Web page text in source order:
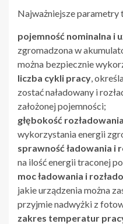
Najważniejsze parametry
pojemność nominalna i
zgromadzona w
można bezpiecznie
liczba cykli pracy,
zostać naładowany i
założonej pojemności;
głębokość rozładowania
wykorzystania energii
sprawność ładowania i
na ilość energii traconej
moc ładowania i
jakie urządzenia można
przyjmie nadwyżki z
zakres temperatur